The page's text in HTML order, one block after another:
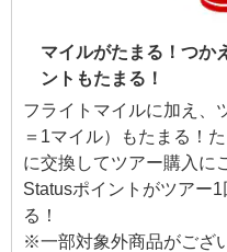
マイルがたまる！つか
ントもたまる！
フライトマイルに加え、
＝1マイル）もたまる！
に交換してツアー購入に
Statusポイントがツアー
る！
※一部対象外商品がござ